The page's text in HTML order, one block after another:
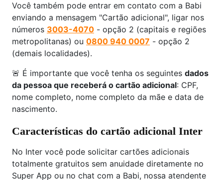
Você também pode entrar em contato com a Babi
enviando a mensagem "Cartão adicional", ligar nos
números 3003-4070 - opção 2 (capitais e regiões
metropolitanas) ou 0800 940 0007 - opção 2
(demais localidades).
🚨 É importante que você tenha os seguintes dados
da pessoa que receberá o cartão adicional: CPF,
nome completo, nome completo da mãe e data de
nascimento.
Características do cartão adicional Inter
No Inter você pode solicitar cartões adicionais
totalmente gratuitos sem anuidade diretamente no
Super App ou no chat com a Babi, nossa atendente